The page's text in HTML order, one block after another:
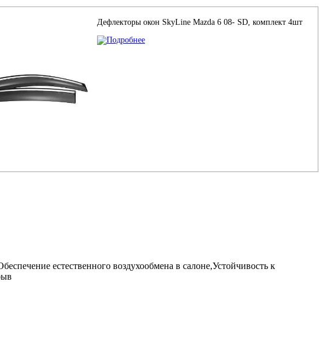
Дефлекторы окон SkyLine Mazda 6 08- SD, комплект 4шт
естественного воздухообмена в салоне,Устойчивость к